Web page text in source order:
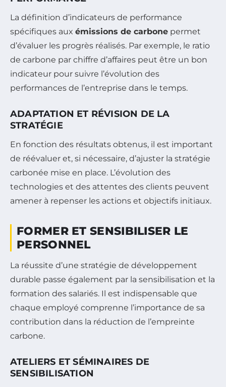
La définition d’indicateurs de performance
spécifiques aux émissions de carbone permet
d’évaluer les progrès réalisés. Par exemple, le ratio
de carbone par chiffre d’affaires peut être un bon
indicateur pour suivre l’évolution des
performances de l’entreprise dans le temps.
ADAPTATION ET RÉVISION DE LA
STRATÉGIE
En fonction des résultats obtenus, il est important
de réévaluer et, si nécessaire, d’ajuster la stratégie
carbonée mise en place. L’évolution des
technologies et des attentes des clients peuvent
amener à repenser les actions et objectifs initiaux.
FORMER ET SENSIBILISER LE
PERSONNEL
La réussite d’une stratégie de développement
durable passe également par la sensibilisation et la
formation des salariés. Il est indispensable que
chaque employé comprenne l’importance de sa
contribution dans la réduction de l’empreinte
carbone.
ATELIERS ET SÉMINAIRES DE
SENSIBILISATION